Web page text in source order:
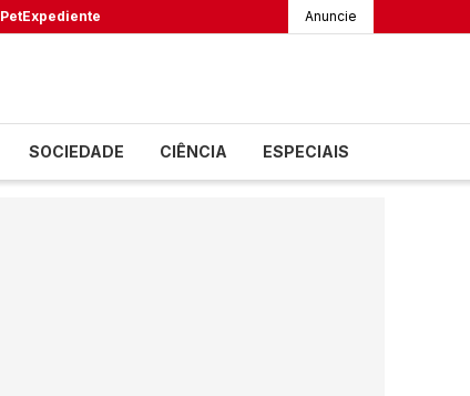
PetExpediente Anuncie
SOCIEDADE CIÊNCIA ESPECIAIS